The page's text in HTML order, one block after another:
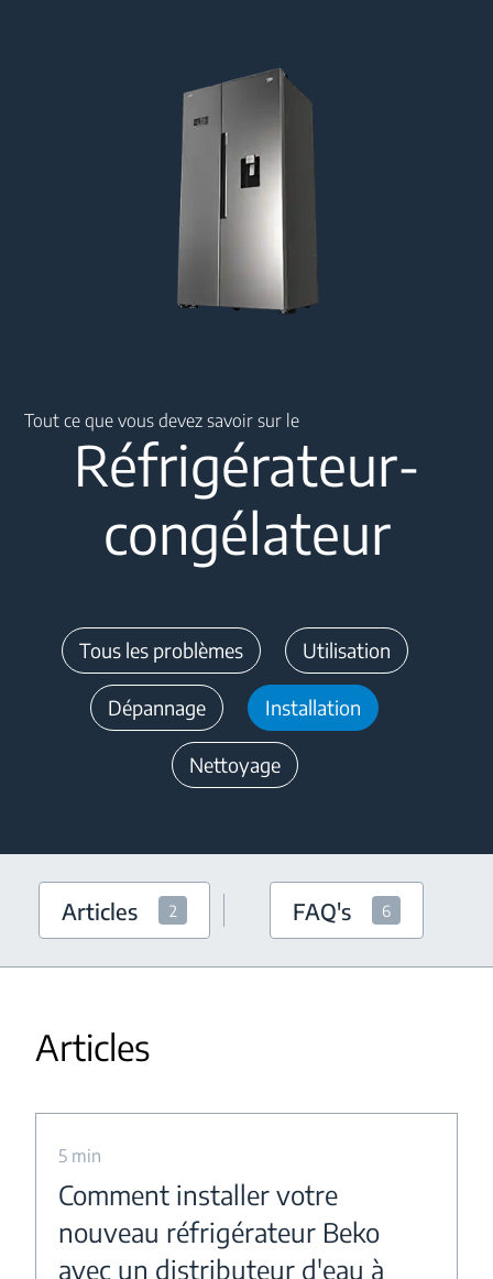
Tout ce que vous devez savoir sur le
Réfrigérateur-
congélateur
Tous les problèmes Utilisation
Dépannage Installation
Nettoyage
Articles 2 FAQ's 6
Articles
5 min
Comment installer votre
nouveau réfrigérateur Beko
avec un distributeur d'eau à